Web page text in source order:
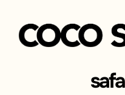
Aller
safa